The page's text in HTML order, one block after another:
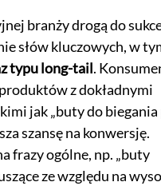
branży drogą do
słów kluczowych, w
typu long-tail.
z dokładnymi
jak „buty do biegania
szansę na konwersję.
frazy ogólne, np. „buty
ze względu na